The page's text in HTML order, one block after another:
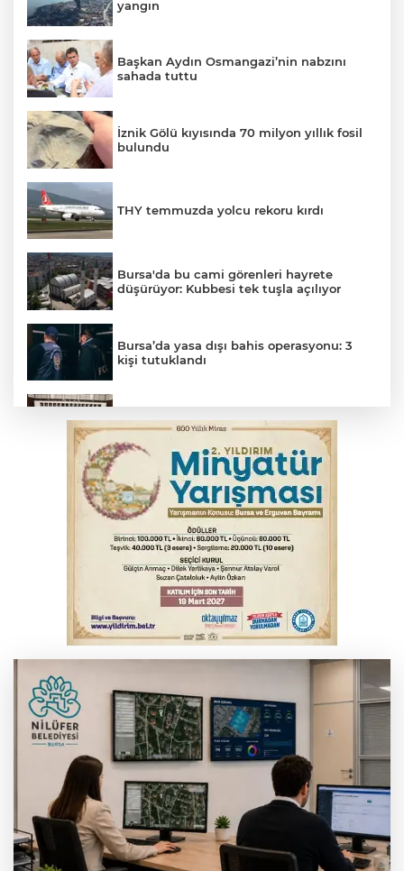
yangın
Başkan Aydın Osmangazi’nin nabzını
sahada tuttu
İznik Gölü kıyısında 70 milyon yıllık fosil
bulundu
THY temmuzda yolcu rekoru kırdı
Bursa'da bu cami görenleri hayrete
düşürüyor: Kubbesi tek tuşla açılıyor
Bursa’da yasa dışı bahis operasyonu: 3
kişi tutuklandı
Çerçeve yasa görüşmeleri başladı
Trabzonspor'da Folcarelli ameliyat oldu
Tarihi eser kaçakçısı Bursa'da sert kayaya
çarptı
Erdoğan, Suudi Arabistan'dan ayrıldı